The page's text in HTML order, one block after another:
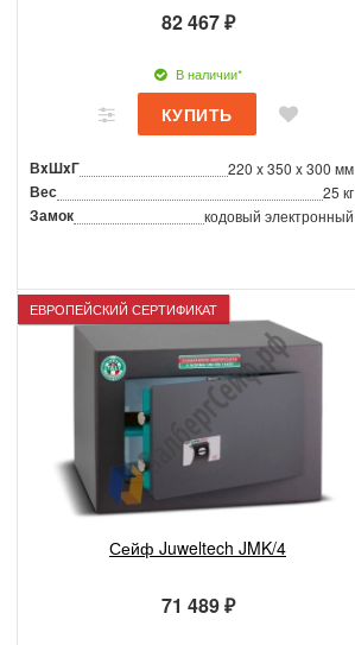
82 467 ₽
В наличии*
ВxШxГ 220 x 350 x 300 мм
Вес 25 кг
Замок кодовый электронный
ЕВРОПЕЙСКИЙ СЕРТИФИКАТ
Сейф Juweltech JMK/4
71 489 ₽